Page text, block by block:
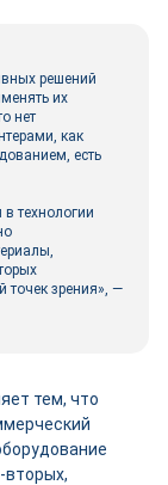
решений
их
нет
как
есть
технологии
точек зрения», —
тем, что